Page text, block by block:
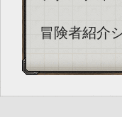
冒険者紹介